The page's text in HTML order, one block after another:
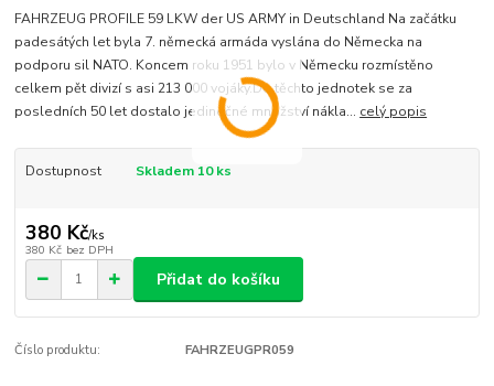
FAHRZEUG PROFILE 59 LKW der US ARMY in Deutschland Na začátku
padesátých let byla 7. německá armáda vyslána do Německa na
podporu sil NATO. Koncem roku 1951 bylo v Německu rozmístěno
celkem pět divizí s asi 213 000 vojáky.Do těchto jednotek se za
posledních 50 let dostalo jedinečné množství nákla... celý popis
Dostupnost Skladem 10 ks
380 Kč/ks
380 Kč bez DPH
Přidat do košíku
Číslo produktu: FAHRZEUGPR059